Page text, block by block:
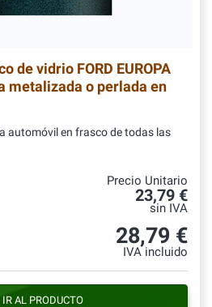
de vidrio FORD EUROPA
metalizada o perlada en
automóvil en frasco de todas las
Precio Unitario
23,79 €
sin IVA
28,79 €
IVA incluido
IR AL PRODUCTO